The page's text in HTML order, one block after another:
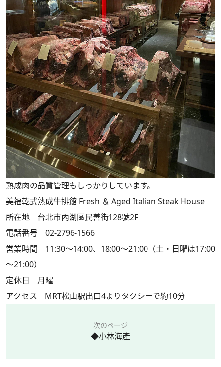
熟成肉の品質管理もしっかりしています。
美福乾式熟成牛排館 Fresh ＆ Aged Italian Steak House
所在地 台北市內湖區民善街128號2F
電話番号 02-2796-1566
営業時間 11:30～14:00、18:00～21:00（土・日曜は17:00
～21:00）
定休日 月曜
アクセス MRT松山駅出口4よりタクシーで約10分
次のページ
◆小林海產